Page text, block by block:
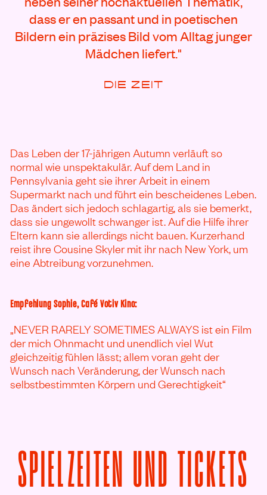
dass er en passant und in poetischen
Bildern ein präzises Bild vom Alltag junger
Mädchen liefert."
DIE ZEIT
Das Leben der 17-jährigen Autumn verläuft so
normal wie unspektakulär. Auf dem Land in
Pennsylvania geht sie ihrer Arbeit in einem
Supermarkt nach und führt ein bescheidenes Leben.
Das ändert sich jedoch schlagartig, als sie bemerkt,
dass sie ungewollt schwanger ist. Auf die Hilfe ihrer
Eltern kann sie allerdings nicht bauen. Kurzerhand
reist ihre Cousine Skyler mit ihr nach New York, um
eine Abtreibung vorzunehmen.
Empfehlung Sophie, Café Votiv Kino:
„NEVER RARELY SOMETIMES ALWAYS ist ein Film
der mich Ohnmacht und unendlich viel Wut
gleichzeitig fühlen lässt; allem voran geht der
Wunsch nach Veränderung, der Wunsch nach
selbstbestimmten Körpern und Gerechtigkeit“
SPIELZEITEN UND TICKETS